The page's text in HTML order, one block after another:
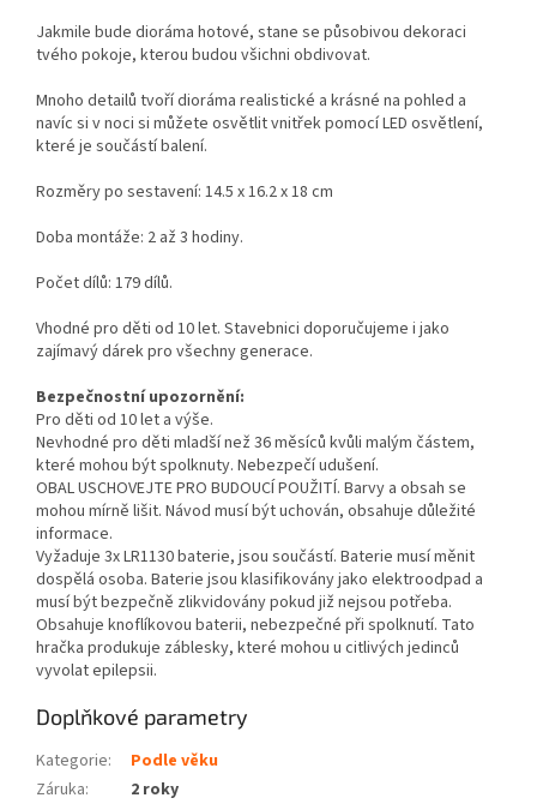
Jakmile bude dioráma hotové, stane se působivou dekoraci
tvého pokoje, kterou budou všichni obdivovat.
Mnoho detailů tvoří dioráma realistické a krásné na pohled a
navíc si vnoci si můžete osvětlit vnitřek pomocí LED osvětlení,
které je součástí balení.
Rozměry po sestavení: 14.5 x 16.2 x 18 cm
Doba montáže: 2 až 3 hodiny.
Počet dílů: 179 dílů.
Vhodné pro děti od 10 let. Stavebnici doporučujeme i jako
zajímavý dárek pro všechny generace.
Bezpečnostní upozornění:
Pro děti od 10 let a výše.
Nevhodné pro děti mladší než 36 měsíců kvůli malým částem,
které mohou být spolknuty. Nebezpečí udušení.
OBAL USCHOVEJTE PRO BUDOUCÍ POUŽITÍ. Barvy a obsah se
mohou mírně lišit. Návod musí být uchován, obsahuje důležité
informace.
Vyžaduje 3x LR1130 baterie, jsou součástí. Baterie musí měnit
dospělá osoba. Baterie jsou klasifikovány jako elektroodpad a
musí být bezpečně zlikvidovány pokud již nejsou potřeba.
Obsahuje knoflíkovou baterii, nebezpečné při spolknutí. Tato
hračka produkuje záblesky, které mohou u citlivých jedinců
vyvolat epilepsii.
Doplňkové parametry
Kategorie:
Podle věku
Záruka:
2 roky